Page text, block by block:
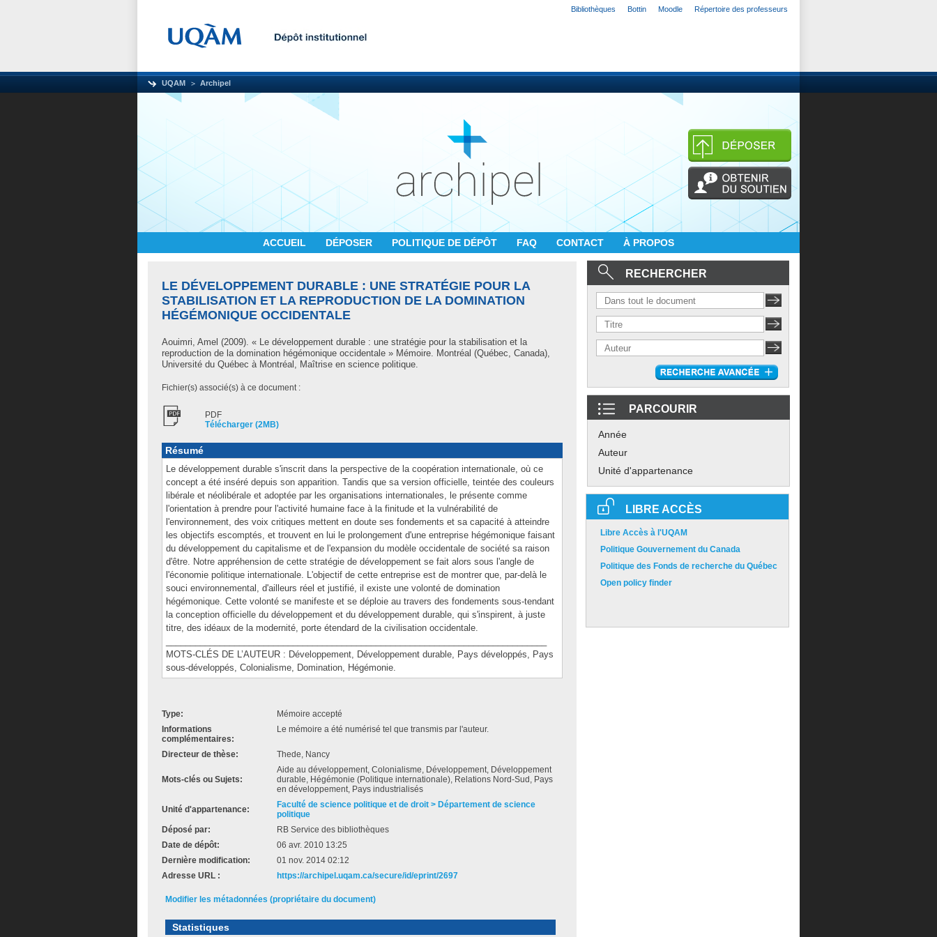
Bibliothèques Bottin Moodle Répertoire des professeurs
UQAM Archipel
ACCUEIL DÉPOSER POLITIQUE DE DÉPÔT FAQ CONTACT À PROPOS
LE DÉVELOPPEMENT DURABLE : UNE STRATÉGIE POUR LA
STABILISATION ET LA REPRODUCTION DE LA DOMINATION
HÉGÉMONIQUE OCCIDENTALE
Aouimri, Amel (2009). « Le développement durable : une stratégie pour la stabilisation et la
reproduction de la domination hégémonique occidentale » Mémoire. Montréal (Québec, Canada),
Université du Québec à Montréal, Maîtrise en science politique.
Fichier(s) associé(s) à ce document :
PDF
Télécharger (2MB)
Résumé
Le développement durable s'inscrit dans la perspective de la coopération internationale, où ce
concept a été inséré depuis son apparition. Tandis que sa version officielle, teintée des couleurs
libérale et néolibérale et adoptée par les organisations internationales, le présente comme
l'orientation à prendre pour l'activité humaine face à la finitude et la vulnérabilité de
l'environnement, des voix critiques mettent en doute ses fondements et sa capacité à atteindre
les objectifs escomptés, et trouvent en lui le prolongement d'une entreprise hégémonique faisant
du développement du capitalisme et de l'expansion du modèle occidentale de société sa raison
d'être. Notre appréhension de cette stratégie de développement se fait alors sous l'angle de
l'économie politique internationale. L'objectif de cette entreprise est de montrer que, par-delà le
souci environnemental, d'ailleurs réel et justifié, il existe une volonté de domination
hégémonique. Cette volonté se manifeste et se déploie au travers des fondements sous-tendant
la conception officielle du développement et du développement durable, qui s'inspirent, à juste
titre, des idéaux de la modernité, porte étendard de la civilisation occidentale.
MOTS-CLÉS DE L’AUTEUR : Développement, Développement durable, Pays développés, Pays
sous-développés, Colonialisme, Domination, Hégémonie.
Type:
Mémoire accepté
Informations
complémentaires:
Le mémoire a été numérisé tel que transmis par l'auteur.
Directeur de thèse: Thede, Nancy
Mots-clés ou Sujets:
Aide au développement, Colonialisme, Développement, Développement
durable, Hégémonie (Politique internationale), Relations Nord-Sud, Pays
en développement, Pays industrialisés
Unité d'appartenance:
Faculté de science politique et de droit > Département de science
politique
Déposé par:
RB Service des bibliothèques
Date de dépôt:
06 avr. 2010 13:25
Dernière modification:
01 nov. 2014 02:12
Adresse URL :
https://archipel.uqam.ca/secure/id/eprint/2697
Modifier les métadonnées (propriétaire du document)
Statistiques
RECHERCHER
PARCOURIR
Année
Auteur
Unité d'appartenance
LIBRE ACCÈS
Libre Accès à l'UQAM
Politique Gouvernement du Canada
Politique des Fonds de recherche du Québec
Open policy finder